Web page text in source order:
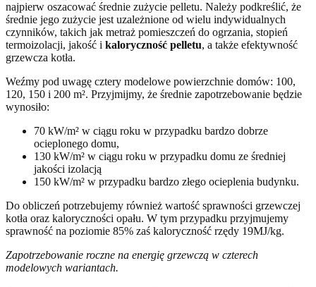
najpierw oszacować średnie zużycie pelletu. Należy podkreślić, że
średnie jego zużycie jest uzależnione od wielu indywidualnych
czynników, takich jak metraż pomieszczeń do ogrzania, stopień
termoizolacji, jakość i kaloryczność pelletu, a także efektywność
grzewcza kotła.
Weźmy pod uwagę cztery modelowe powierzchnie domów: 100,
120, 150 i 200 m². Przyjmijmy, że średnie zapotrzebowanie będzie
wynosiło:
70 kW/m² w ciągu roku w przypadku bardzo dobrze
ocieplonego domu,
130 kW/m² w ciągu roku w przypadku domu ze średniej
jakości izolacją
150 kW/m² w przypadku bardzo złego ocieplenia budynku.
Do obliczeń potrzebujemy również wartość sprawności grzewczej
kotła oraz kaloryczności opału. W tym przypadku przyjmujemy
sprawność na poziomie 85% zaś kaloryczność rzędy 19MJ/kg.
Zapotrzebowanie roczne na energię grzewczą w czterech
modelowych wariantach.